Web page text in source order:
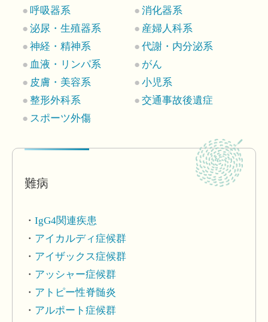
呼吸器系
消化器系
泌尿・生殖器系
産婦人科系
神経・精神系
代謝・内分泌系
血液・リンパ系
がん
皮膚・美容系
小児系
整形外科系
交通事故後遺症
スポーツ外傷
難病
IgG4関連疾患
アイカルディ症候群
アイザックス症候群
アッシャー症候群
アトピー性脊髄炎
アルポート症候群